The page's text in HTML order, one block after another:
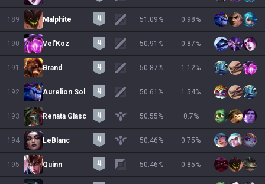
189 Malphite 51.09% 0.98%
190 Vel'Koz 50.91 % 0.87%
191 Brand 50.87% 1.12%
192 Aurelion Sol 50.61 % 1.54%
193 Renata Glasc 50.55% 0.7%
194 LeBlanc 50.46% 0.75%
195 Quinn 50.46% 0.85%